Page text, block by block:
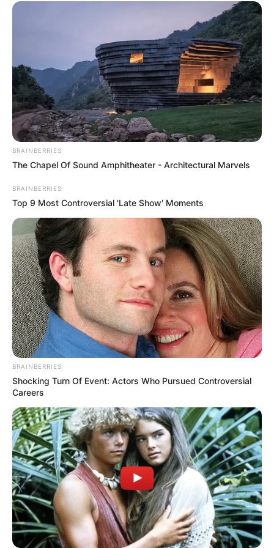
Avez-vous reçu une formation afin
d’apprendre à réaliser des gestes techniques
pour les besoins du tournage ?
BRAINBERRIES
The Chapel Of Sound Amphitheater - Architectural Marvels
BRAINBERRIES
Top 9 Most Controversial 'Late Show' Moments
BRAINBERRIES
Shocking Turn Of Event: Actors Who Pursued Controversial
Careers